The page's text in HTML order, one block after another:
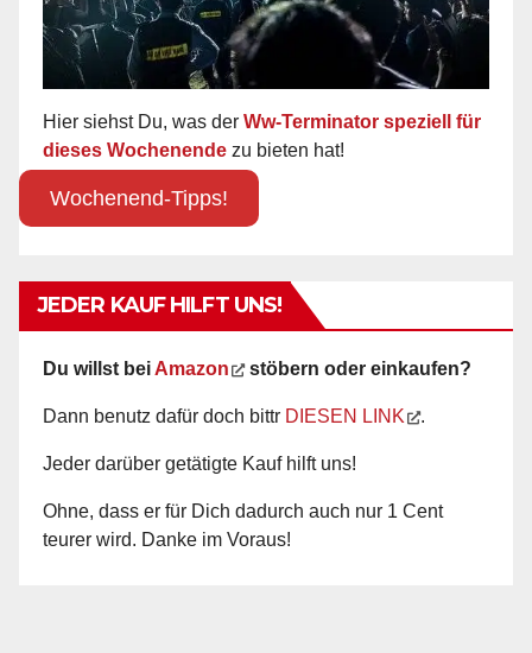
Hier siehst Du, was der Ww-Terminator speziell für
dieses Wochenende zu bieten hat!
Wochenend-Tipps!
JEDER KAUF HILFT UNS!
Du willst bei Amazon stöbern oder einkaufen?
Dann benutz dafür doch bittr DIESEN LINK .
Jeder darüber getätigte Kauf hilft uns!
Ohne, dass er für Dich dadurch auch nur 1 Cent
teurer wird. Danke im Voraus!